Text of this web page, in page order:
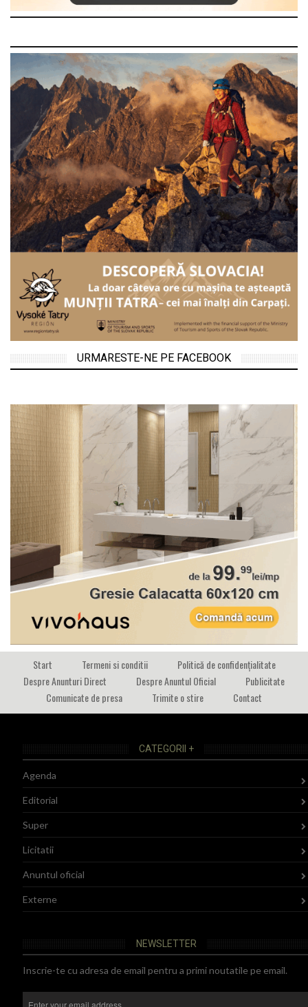
URMARESTE-NE PE FACEBOOK
Start Termeni si conditii
Politică de confidențialitate
Despre Anunturi Direct
Despre Anuntul Oficial
Publicitate
Comunicate de presa
Trimite o stire Contact
CATEGORII +
Agenda
Editorial
Super
Licitatii
Anuntul oficial
Externe
NEWSLETTER
Inscrie-te cu adresa de email pentru a primi noutatile pe email.